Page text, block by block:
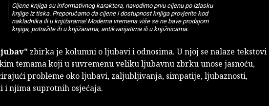
Cijene knjiga su informativnog karaktera, navodimo prvu cijenu po izlasku
knjige iz tiska. Preporučamo da cijene i dostupnost knjiga provjerite kod
nakladnika ili u knjižarama! Moderna vremena više se ne bave prodajom
knjiga, potražite ih u knjižarama, antikvarijatima ili u knjižnicama.
zbirka je kolumni o ljubavi i odnosima. U njoj se nalaze tekstovi
temama koji u suvremenu veliku ljubavnu zbrku unose jasnoću,
probleme oko ljubavi, zaljubljivanja, simpatije, ljubaznosti,
i njima suprotnih osjećaja.